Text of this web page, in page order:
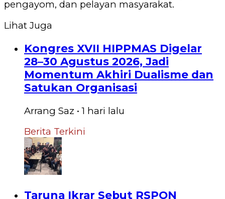
pengayom, dan pelayan masyarakat.
Lihat Juga
Kongres XVII HIPPMAS Digelar
28–30 Agustus 2026, Jadi
Momentum Akhiri Dualisme dan
Satukan Organisasi
Arrang Saz • 1 hari lalu
Berita Terkini
Taruna Ikrar Sebut RSPON